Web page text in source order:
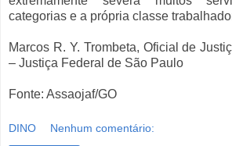
categorias e a própria classe
Marcos R. Y. Trombeta, Oficial de
– Justiça Federal de São Paulo
Fonte: Assaojaf/GO
DINO Nenhum comentário: